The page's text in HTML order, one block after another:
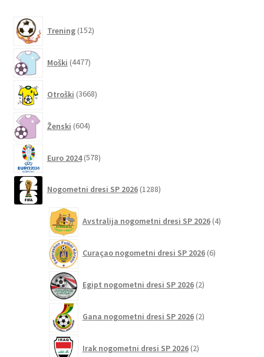
Trening 152izdelkov
Moški 4477izdelkov
Otroški 3668izdelkov
Ženski 604izdelki
Euro 2024 578izdelkov
Nogometni dresi SP 2026 1288izdelkov
Avstralija nogometni dresi SP 2026 4izdelki
Curaçao nogometni dresi SP 2026 6izdelkov
Egipt nogometni dresi SP 2026 2izdelka
Gana nogometni dresi SP 2026 2izdelka
Irak nogometni dresi SP 2026 2izdelka